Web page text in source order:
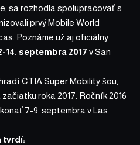
sa rozhodla spolupracovať s
prvý Mobile World
Poznáme už aj oficiálny
14. septembra 2017 v San
CTIA Super Mobility šou,
roka 2017. Ročník 2016
7-9. septembra v Las
tvrdí: